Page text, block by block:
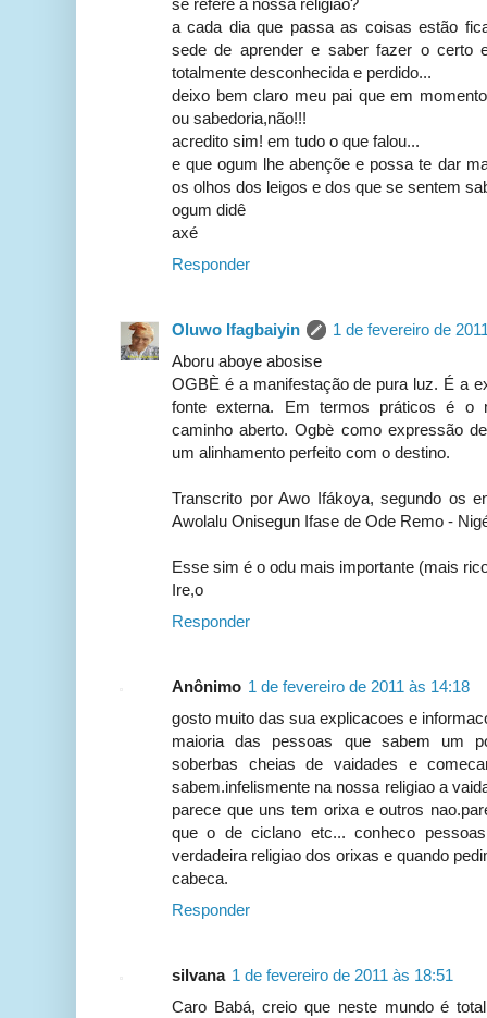
se refere a nossa religião?
a cada dia que passa as coisas estão
sede de aprender e saber fazer o certo
totalmente desconhecida e perdido...
deixo bem claro meu pai que em
ou sabedoria,não!!!
acredito sim! em tudo o que falou...
e que ogum lhe abençõe e possa te dar
os olhos dos leigos e dos que se sentem
ogum didê
axé
Responder
Oluwo Ifagbaiyin
1 de fevereiro de
Aboru aboye abosise
OGBÈ é a manifestação de pura luz. É a
fonte externa. Em termos práticos é o
caminho aberto. Ogbè como expressão
um alinhamento perfeito com o destino.
Transcrito por Awo Ifákoya, segundo os
Awolalu Onisegun Ifase de Ode Remo -
Esse sim é o odu mais importante (mais
Ire,o
Responder
Anônimo 1 de fevereiro de 2011 às 14:18
gosto muito das sua explicacoes e
maioria das pessoas que sabem um
soberbas cheias de vaidades e
sabem.infelismente na nossa religiao a
parece que uns tem orixa e outros
que o de ciclano etc... conheco
verdadeira religiao dos orixas e quando
cabeca.
Responder
silvana 1 de fevereiro de 2011 às 18:51
Caro Babá, creio que neste mundo é